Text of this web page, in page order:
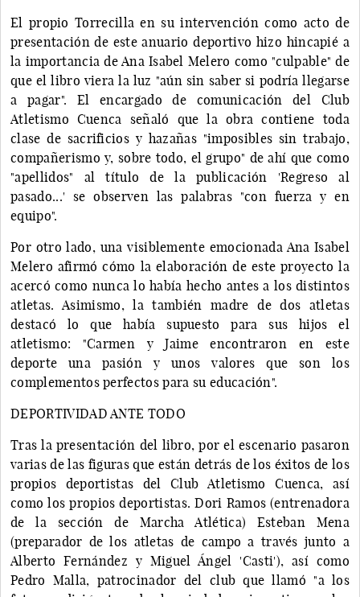
El propio Torrecilla en su intervención como acto de
presentación de este anuario deportivo hizo hincapié a
la importancia de Ana Isabel Melero como "culpable" de
que el libro viera la luz "aún sin saber si podría llegarse
a pagar". El encargado de comunicación del Club
Atletismo Cuenca señaló que la obra contiene toda
clase de sacrificios y hazañas "imposibles sin trabajo,
compañerismo y, sobre todo, el grupo" de ahí que como
"apellidos" al título de la publicación 'Regreso al
pasado...' se observen las palabras "con fuerza y en
equipo".
Por otro lado, una visiblemente emocionada Ana Isabel
Melero afirmó cómo la elaboración de este proyecto la
acercó como nunca lo había hecho antes a los distintos
atletas. Asimismo, la también madre de dos atletas
destacó lo que había supuesto para sus hijos el
atletismo: "Carmen y Jaime encontraron en este
deporte una pasión y unos valores que son los
complementos perfectos para su educación".
DEPORTIVIDAD ANTE TODO
Tras la presentación del libro, por el escenario pasaron
varias de las figuras que están detrás de los éxitos de los
propios deportistas del Club Atletismo Cuenca, así
como los propios deportistas. Dori Ramos (entrenadora
de la sección de Marcha Atlética) Esteban Mena
(preparador de los atletas de campo a través junto a
Alberto Fernández y Miguel Ángel 'Casti'), así como
Pedro Malla, patrocinador del club que llamó "a los